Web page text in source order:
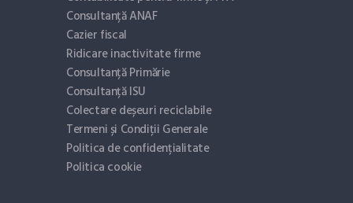
Consultanță ANAF
Cazier fiscal
Ridicare inactivitate firme
Consultanță Primărie
Consultanță ISU
Colectare deșeuri reciclabile
Termeni și Condiții Generale
Politica de confidențialitate
Politica cookie